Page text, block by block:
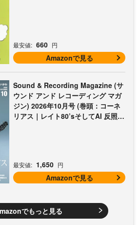
最安値: 660 円
Amazonで見る
Sound & Recording Magazine (サ
ウンド アンド レコーディング マガ
ジン) 2026年10月号 (巻頭：コーネ
リアス｜レイト80’sそしてAI 反照す
最安値: 1,650 円
Amazonで見る
でもっと見る